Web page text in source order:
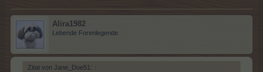
Alira1982
Lebende Forenlegende
Zitat von Jane_Doe51: ↑